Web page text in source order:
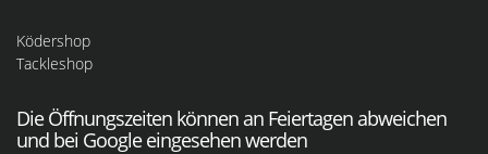
Ködershop
Tackleshop
Die Öffnungszeiten können an Feiertagen abweichen
und bei Google eingesehen werden